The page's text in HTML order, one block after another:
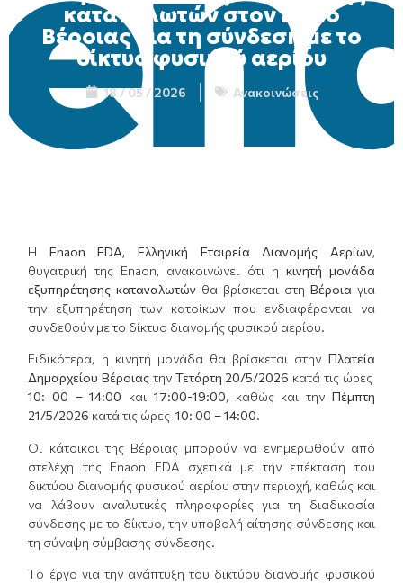
καταναλωτών στον Δήμο
Βέροιας για τη σύνδεση με το
δίκτυο φυσικού αερίου
18 / 05 / 2026 Ανακοινώσεις
Η Enaon EDA,
Ελληνική Εταιρεία Διανομής Αερίων,
θυγατρική της Enaon, ανακοινώνει ότι η κινητή μονάδα
εξυπηρέτησης καταναλωτών θα βρίσκεται στη Βέροια για
την εξυπηρέτηση των κατοίκων που ενδιαφέρονται να
συνδεθούν με το δίκτυο διανομής φυσικού αερίου.
Ειδικότερα, η κινητή μονάδα θα βρίσκεται στην Πλατεία
Δημαρχείου Βέροιας την Τετάρτη 20/5/2026 κατά τις ώρες
10: 00 – 14:00 και 17:00-19:00, καθώς και τηνΠέμπτη
21/5/2026 κατά τις ώρες10: 00 – 14:00.
Οι κάτοικοι της Βέροιας μπορούν να ενημερωθούν από
στελέχη της Enaon EDA σχετικά με την επέκταση του
δικτύου διανομής φυσικού αερίου στην περιοχή, καθώς και
να λάβουν αναλυτικές πληροφορίες για τη διαδικασία
σύνδεσης με το δίκτυο, την υποβολή αίτησης σύνδεσης και
τη σύναψη σύμβασης σύνδεσης.
Tο έργο για την ανάπτυξη του δικτύου διανομής φυσικού